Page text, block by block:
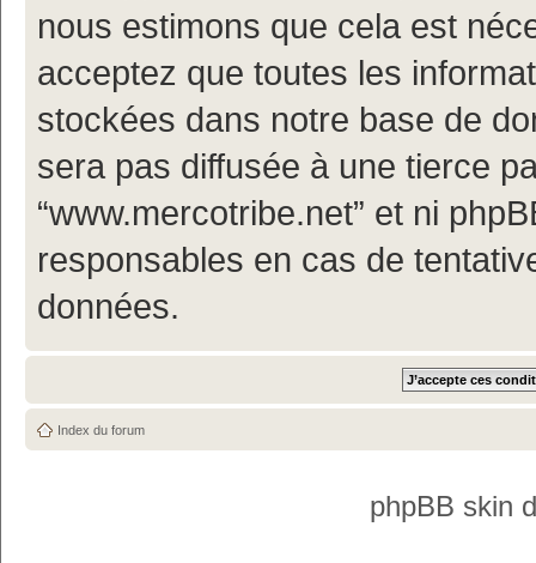
nous estimons que cela est
acceptez que toutes les
stockées dans notre base de
sera pas diffusée à une tierce
“www.mercotribe.net” et ni
responsables en cas de
données.
Index du forum
phpBB skin